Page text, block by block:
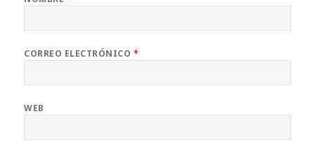
CORREO ELECTRÓNICO *
WEB